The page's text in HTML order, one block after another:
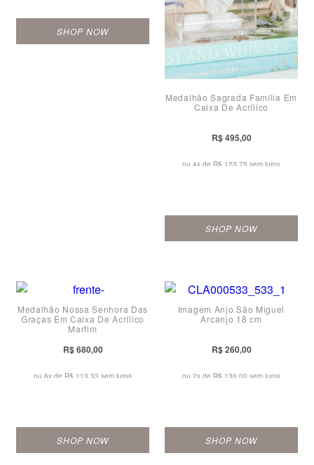
SHOP NOW
Medalhão Sagrada Família Em
Caixa De Acrílico
R$ 495,00
ou 4x de R$ 123,75 sem juros
SHOP NOW
Medalhão Nossa Senhora Das
Graças Em Caixa De Acrílico
Marfim
R$ 680,00
ou 6x de R$ 113,33 sem juros
SHOP NOW
Imagem Anjo São Miguel
Arcanjo 18 cm
R$ 260,00
ou 2x de R$ 130,00 sem juros
SHOP NOW